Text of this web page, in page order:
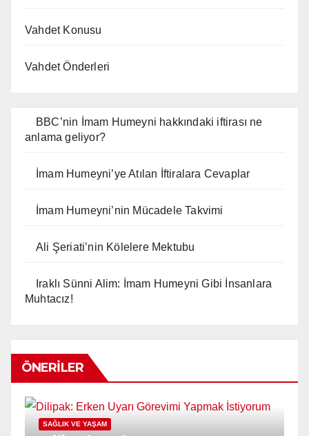
Vahdet Konusu
Vahdet Önderleri
BBC’nin İmam Humeyni hakkındaki iftirası ne
anlama geliyor?
İmam Humeyni’ye Atılan İftiralara Cevaplar
İmam Humeyni’nin Mücadele Takvimi
Ali Şeriati’nin Kölelere Mektubu
Iraklı Sünni Alim: İmam Humeyni Gibi İnsanlara
Muhtacız!
ÖNERILER
SAĞLIK VE YAŞAM